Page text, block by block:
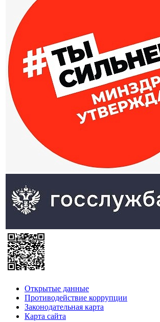
Открытые данные
Противодействие коррупции
Законодательная карта
Карта сайта